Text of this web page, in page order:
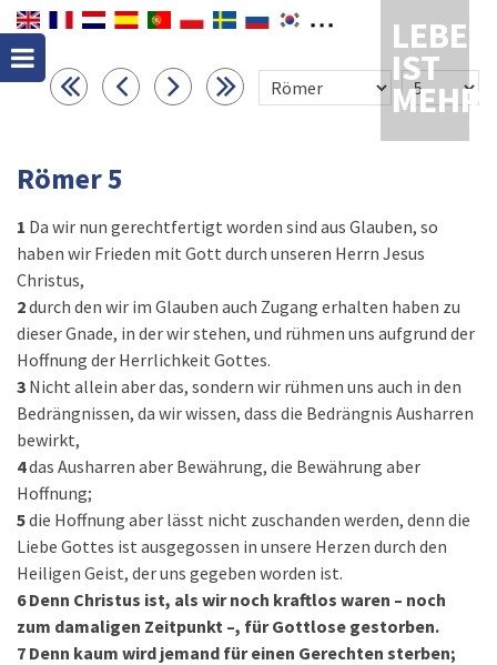
LEBEN
IST
MEHR
Römer 5
1 Da wir nun gerechtfertigt worden sind aus Glauben, so
haben wir Frieden mit Gott durch unseren Herrn Jesus
Christus,
2durch den wir im Glauben auch Zugang erhalten haben zu
dieser Gnade, in der wir stehen, und rühmen uns aufgrund der
Hoffnung der Herrlichkeit Gottes.
3 Nicht allein aber das, sondern wir rühmen uns auch in den
Bedrängnissen, da wir wissen, dass die Bedrängnis Ausharren
bewirkt,
4das Ausharren aber Bewährung, die Bewährung aber
Hoffnung;
5die Hoffnung aber lässt nicht zuschanden werden, denn die
Liebe Gottes ist ausgegossen in unsere Herzen durch den
Heiligen Geist, der uns gegeben worden ist.
6 Denn Christus ist, als wir noch kraftlos waren – noch
zum damaligen Zeitpunkt –, für Gottlose gestorben.
7 Denn kaum wird jemand für einen Gerechten sterben;